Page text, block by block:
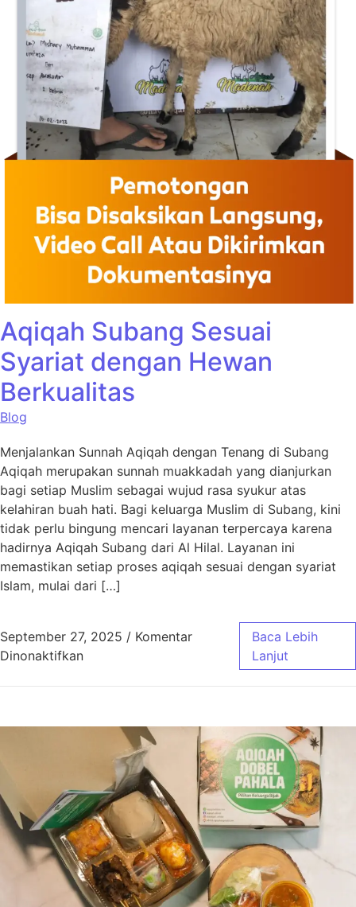
Aqiqah Subang Sesuai
Syariat dengan Hewan
Berkualitas
Blog
Menjalankan Sunnah Aqiqah dengan Tenang di Subang
Aqiqah merupakan sunnah muakkadah yang dianjurkan
bagi setiap Muslim sebagai wujud rasa syukur atas
kelahiran buah hati. Bagi keluarga Muslim di Subang, kini
tidak perlu bingung mencari layanan terpercaya karena
hadirnya Aqiqah Subang dari Al Hilal. Layanan ini
memastikan setiap proses aqiqah sesuai dengan syariat
Islam, mulai dari […]
September 27, 2025 / Komentar
Dinonaktifkanpada Aqiqah Subang Sesuai Syariat dengan
Baca Lebih
Lanjut